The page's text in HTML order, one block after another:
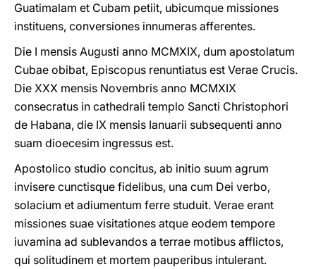
Guatimalam et Cubam petiit, ubicumque missiones
instituens, conversiones innumeras afferentes.
Die I mensis Augusti anno MCMXIX, dum apostolatum
Cubae obibat, Episcopus renuntiatus est Verae Crucis.
Die XXX mensis Novembris anno MCMXIX
consecratus in cathedrali templo Sancti Christophori
de Habana, die IX mensis Ianuarii subsequenti anno
suam dioecesim ingressus est.
Apostolico studio concitus, ab initio suum agrum
invisere cunctisque fidelibus, una cum Dei verbo,
solacium et adiumentum ferre studuit. Verae erant
missiones suae visitationes atque eodem tempore
iuvamina ad sublevandos a terrae motibus afflictos,
qui solitudinem et mortem pauperibus intulerant.